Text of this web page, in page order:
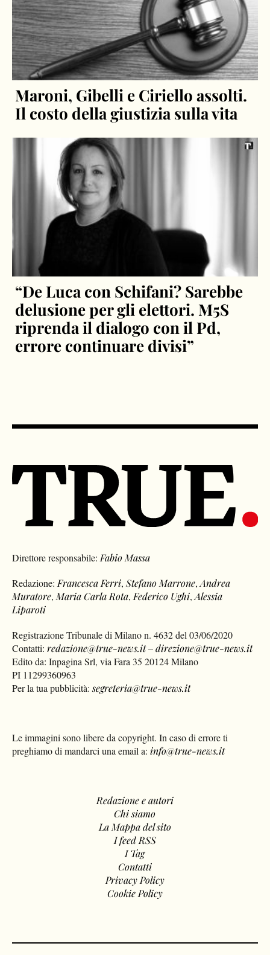
Maroni, Gibelli e Ciriello assolti.
Il costo della giustizia sulla vita
“De Luca con Schifani? Sarebbe
delusione per gli elettori. M5S
riprenda il dialogo con il Pd,
errore continuare divisi”
Direttore responsabile: Fabio Massa
Redazione: Francesca Ferri,Stefano Marrone,Andrea
Muratore, Maria Carla Rota, Federico Ughi,Alessia
Liparoti
Registrazione Tribunale di Milano n. 4632 del 03/06/2020
Contatti:redazione@true-news.it–direzione@true-news.it
Edito da: Inpagina Srl, via Fara 35 20124 Milano
PI 11299360963
Per la tua pubblicità:segreteria@true-news.it
Le immagini sono libere da copyright. In caso di errore ti
preghiamo di mandarci una email a: info@true-news.it
Redazione e autori
Chi siamo
La Mappa del sito
I feed RSS
I Tag
Contatti
Privacy Policy
Cookie Policy